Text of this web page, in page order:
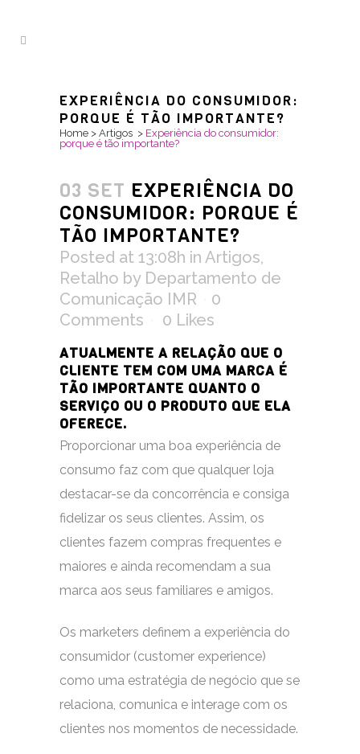
EXPERIÊNCIA DO CONSUMIDOR:
PORQUE É TÃO IMPORTANTE?
Home > Artigos > Experiência do consumidor:
porque é tão importante?
03 SET EXPERIÊNCIA DO
CONSUMIDOR: PORQUE É
TÃO IMPORTANTE?
Posted at 13:08h in Artigos,
Retalho by Departamento de
Comunicação IMR
0
Comments
0 Likes
ATUALMENTE A RELAÇÃO QUE O
CLIENTE TEM COM UMA MARCA É
TÃO IMPORTANTE QUANTO O
SERVIÇO OU O PRODUTO QUE ELA
OFERECE.
Proporcionar uma boa experiência de
consumo faz com que qualquer loja
destacar-se da concorrência e consiga
fidelizar os seus clientes. Assim, os
clientes fazem compras frequentes e
maiores e ainda recomendam a sua
marca aos seus familiares e amigos.
Os marketers definem a experiência do
consumidor (customer experience)
como uma estratégia de negócio que se
relaciona, comunica e interage com os
clientes nos momentos de necessidade.